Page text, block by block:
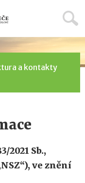
a kontakty
2021 Sb.,
ve znění